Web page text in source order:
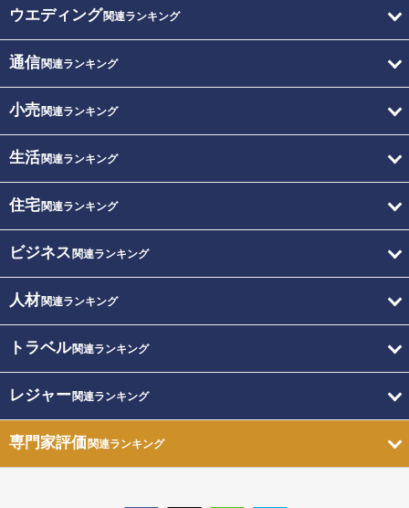
ウエディング関連ランキング
通信関連ランキング
小売関連ランキング
生活関連ランキング
住宅関連ランキング
ビジネス 関連ランキング
人材関連ランキング
トラベル関連ランキング
レジャー関連ランキング
専門家評価関連ランキング